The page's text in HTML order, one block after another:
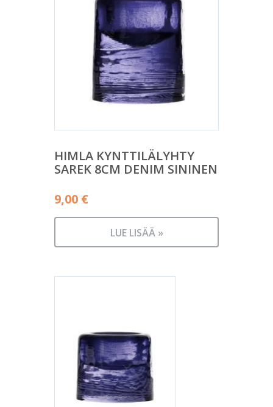
HIMLA KYNTTILÄLYHTY
SAREK 8CM DENIM SININEN
9,00 €
LUE LISÄÄ »